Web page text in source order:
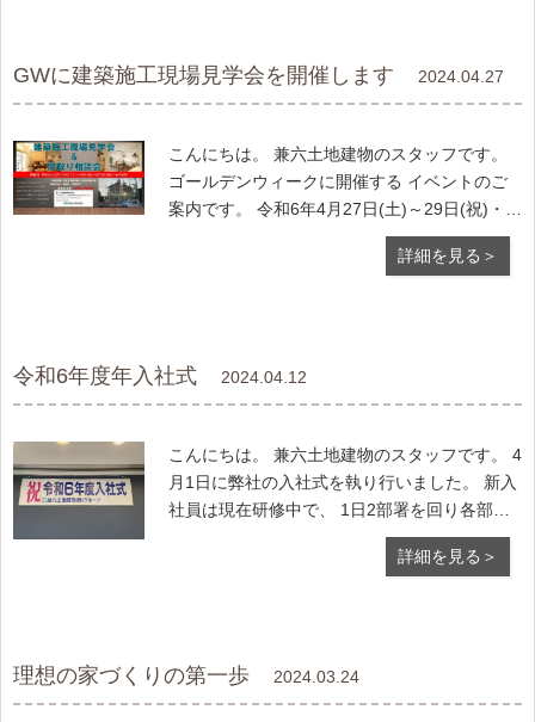
GWに建築施工現場見学会を開催します 2024.04.27
こんにちは。 兼六土地建物のスタッフです。
ゴールデンウィークに開催する イベントのご
案内です。 令和6年4月27日(土)～29日(祝)・ 5
月3日(祝)～6日(祝)に、 練馬区西東京市で 「建
築施工現場見学会」を 完全予約制にて開催い
詳細を見る＞
令和6年度年入社式 2024.04.12
こんにちは。 兼六土地建物のスタッフです。 4
月1日に弊社の入社式を執り行いました。 新入
社員は現在研修中で、 1日2部署を回り各部署
の代表者から 事業内容や仕事について 説明を
詳細を見る＞
理想の家づくりの第一歩 2024.03.24